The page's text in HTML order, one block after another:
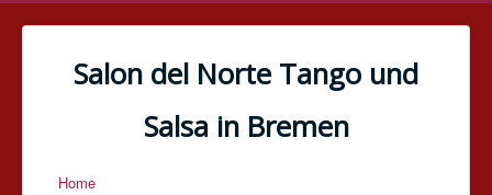
Salon del Norte Tango und
Salsa in Bremen
Home